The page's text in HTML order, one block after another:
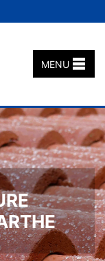
MENU